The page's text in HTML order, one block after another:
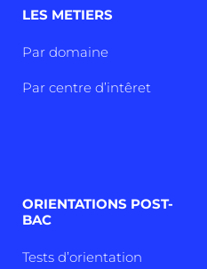
LES METIERS
Par domaine
Par centre d’intêret
ORIENTATIONS POST-
BAC
Tests d’orientation